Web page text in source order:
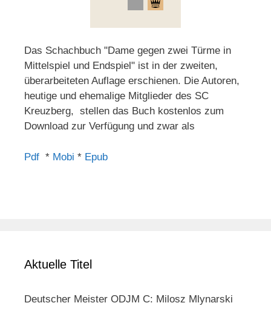
Das Schachbuch "Dame gegen zwei Türme in
Mittelspiel und Endspiel" ist in der zweiten,
überarbeiteten Auflage erschienen. Die Autoren,
heutige und ehemalige Mitglieder des SC
Kreuzberg, stellen das Buch kostenlos zum
Download zur Verfügung und zwar als
Pdf * Mobi * Epub
Aktuelle Titel
Deutscher Meister ODJM C: Milosz Mlynarski